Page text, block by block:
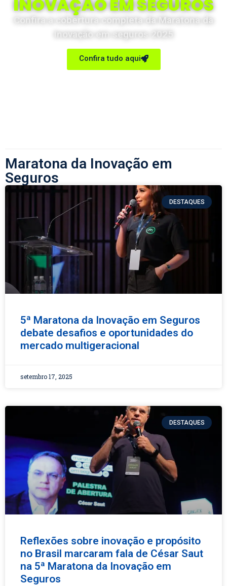
INOVAÇÃO EM SEGUROS
Confira a cobertura completa da Maratona da
Inovação em seguros 2025
Confira tudo aqui
Maratona da Inovação em
Seguros
DESTAQUES
5ª Maratona da Inovação em Seguros
debate desafios e oportunidades do
mercado multigeracional
setembro 17, 2025
DESTAQUES
Reflexões sobre inovação e propósito
no Brasil marcaram fala de César Saut
na 5ª Maratona da Inovação em
Seguros